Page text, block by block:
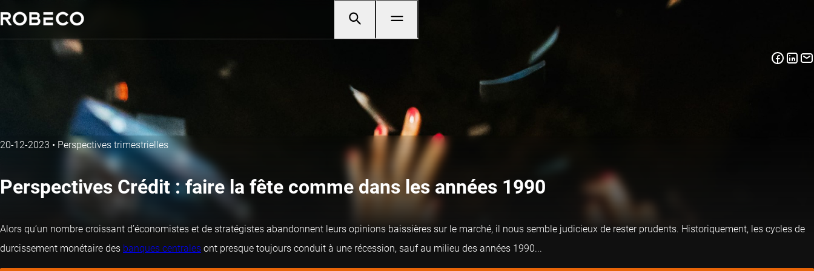
20-12-2023 • Perspectives trimestrielles
Perspectives Crédit : faire la fête comme dans les années 1990
Alors qu’un nombre croissant d’économistes et de stratégistes abandonnent leurs opinions baissières sur le marché, il nous semble judicieux de rester prudents. Historiquement, les cycles de
durcissement monétaire des banques centrales ont presque toujours conduit à une récession, sauf au milieu des années 1990...